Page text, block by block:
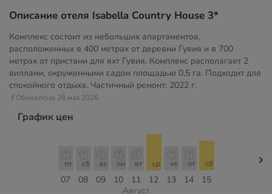
Описание отеля Isabella Country House 3*
Комплекс состоит из небольших апартаментов,
расположенных в 400 метрах от деревни Гувия и в 700
метрах от пристани для яхт Гувия. Комплекс располагает 2
виллами, окруженными садом площадью 0,5 га. Подходит для
спокойного отдыха. Частичный ремонт: 2022 г.
// Обновлено 28 мая 2026
График цен
07
пт
08
сб
09
вс
10
пн
11
вт
12
ср
13
чт
14
пт
15
сб
Август